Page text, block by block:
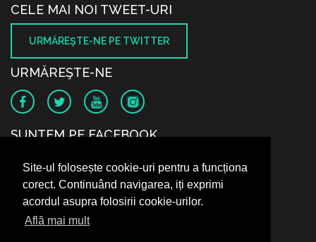
Site-ul folosește cookie-uri pentru a funcționa
corect. Continuând navigarea, iți exprimi
acordul asupra folosirii cookie-urilor.
Află mai mult
CELE MAI NOI TWEET-URI
URMĂREŞTE-NE PE TWITTER
URMĂREŞTE-NE
SUNTEM PE FACEBOOK